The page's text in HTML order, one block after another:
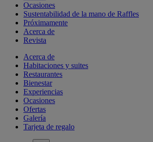
Ocasiones
Sustentabilidad de la mano de Raffles
Próximamente
Acerca de
Revista
Acerca de
Habitaciones y suites
Restaurantes
Bienestar
Experiencias
Ocasiones
Ofertas
Galería
Tarjeta de regalo